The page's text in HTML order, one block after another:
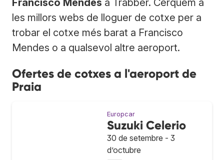
les millors webs de lloguer de cotxe per a
trobar el cotxe més barat a Francisco
Mendes o a qualsevol altre aeroport.
Ofertes de cotxes a l'aeroport de
Praia
Europcar
Suzuki Celerio
30 de setembre - 3
d’octubre